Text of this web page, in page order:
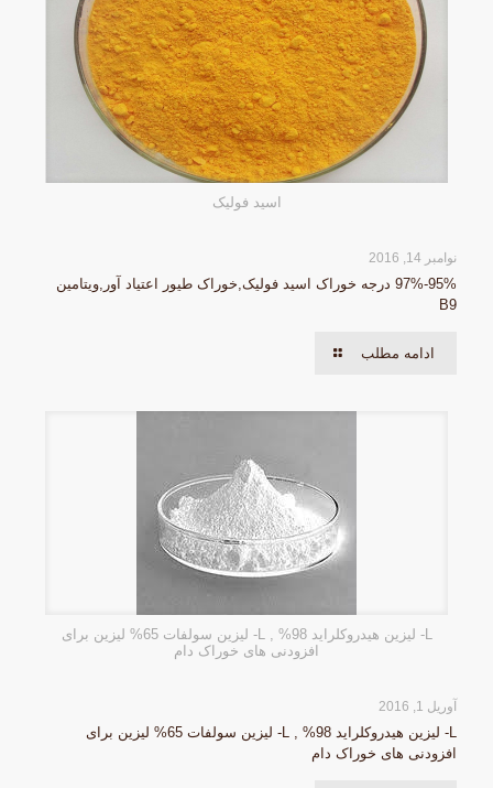
اسید فولیک
نوامبر 14, 2016
95%-97% درجه خوراک اسید فولیک,خوراک طیور اعتیاد آور,ویتامین
B9
ادامه مطلب
L- لیزین هیدروکلراید 98% , L- لیزین سولفات 65% لیزین برای
افزودنی های خوراک دام
آوریل 1, 2016
L- لیزین هیدروکلراید 98% , L- لیزین سولفات 65% لیزین برای
افزودنی های خوراک دام